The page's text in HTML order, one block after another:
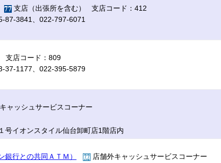
支店（出張所を含む） 支店コード：412
87-3841、022-797-6071
支店コード：809
37-1177、022-395-5879
ャッシュサービスコーナー
号イオンスタイル仙台卸町店1階店内
行との共同ＡＴＭ）
店舗外キャッシュサービスコーナー